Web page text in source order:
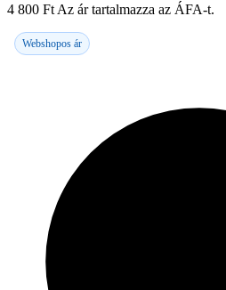
4 800 Ft Az ár tartalmazza az ÁFA-t.
Webshopos ár